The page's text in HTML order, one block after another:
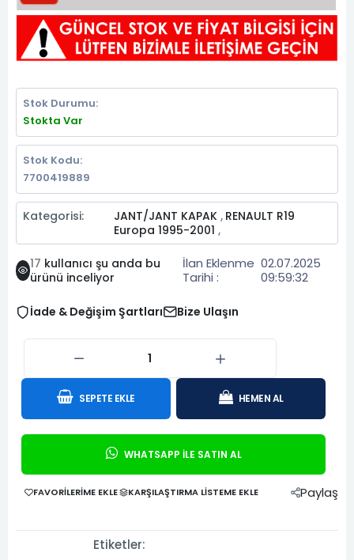
Stok Durumu:
Stokta Var
Stok Kodu:
7700419889
Kategorisi: JANT/JANT KAPAK , RENAULT R19
Europa 1995-2001 ,
17 kullanıcı şu anda bu
ürünü inceliyor
İlan Eklenme
Tarihi :
02.07.2025
09:59:32
İade & Değişim Şartları Bize Ulaşın
SEPETE EKLE HEMEN AL
WHATSAPP İLE SATIN AL
FAVORILERIME EKLE KARŞILAŞTIRMA LISTEME EKLE Paylaş
Etiketler: